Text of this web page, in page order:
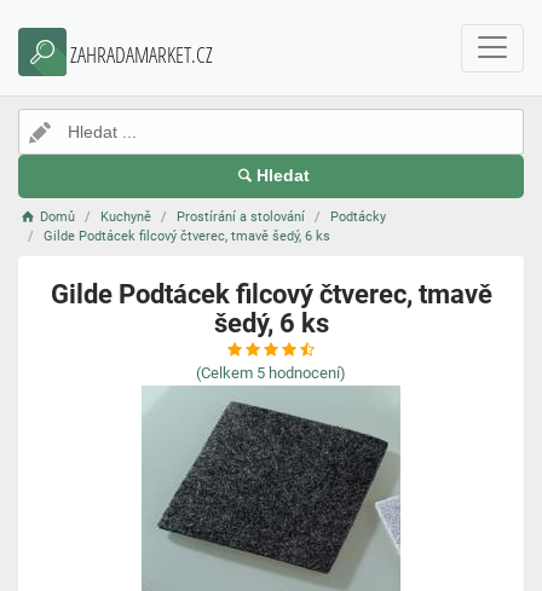
ZAHRADAMARKET.CZ
Hledat
Domů Kuchyně Prostírání a stolování
Podtácky
Gilde Podtácek filcový čtverec, tmavě šedý, 6 ks
Gilde Podtácek filcový čtverec, tmavě
šedý, 6 ks
(Celkem 5 hodnocení)